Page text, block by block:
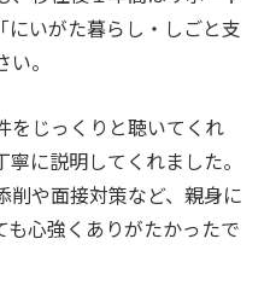
にいがた暮らし・しごと支
。
じっくりと聴いてくれ
に説明してくれました。
削や面接対策など、親身に
心強くありがたかったで